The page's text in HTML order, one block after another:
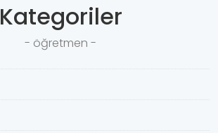
Kategoriler
- öğretmen -